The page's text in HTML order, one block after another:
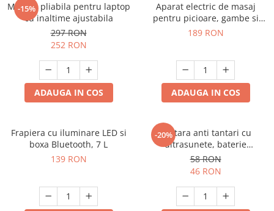
-15%
Masuta pliabila pentru laptop
cu inaltime ajustabila
297 RON
252 RON
ADAUGA IN COS
Aparat electric de masaj
pentru picioare, gambe si
brate
189 RON
ADAUGA IN COS
Frapiera cu iluminare LED si
boxa Bluetooth, 7 L
139 RON
-20%
Bratara anti tantari cu
ultrasunete, baterie
reincarcabila 90mAh
58 RON
46 RON